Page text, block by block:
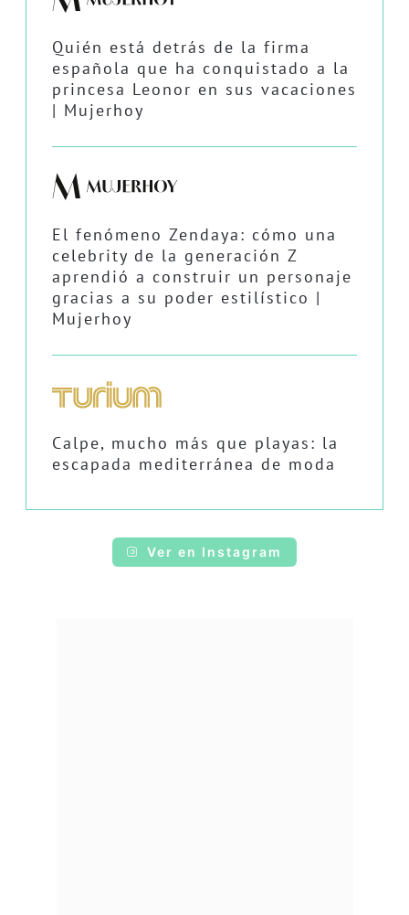
Quién está detrás de la firma
española que ha conquistado a la
princesa Leonor en sus vacaciones
| Mujerhoy
El fenómeno Zendaya: cómo una
celebrity de la generación Z
aprendió a construir un personaje
gracias a su poder estilístico |
Mujerhoy
Calpe, mucho más que playas: la
escapada mediterránea de moda
Ver en Instagram